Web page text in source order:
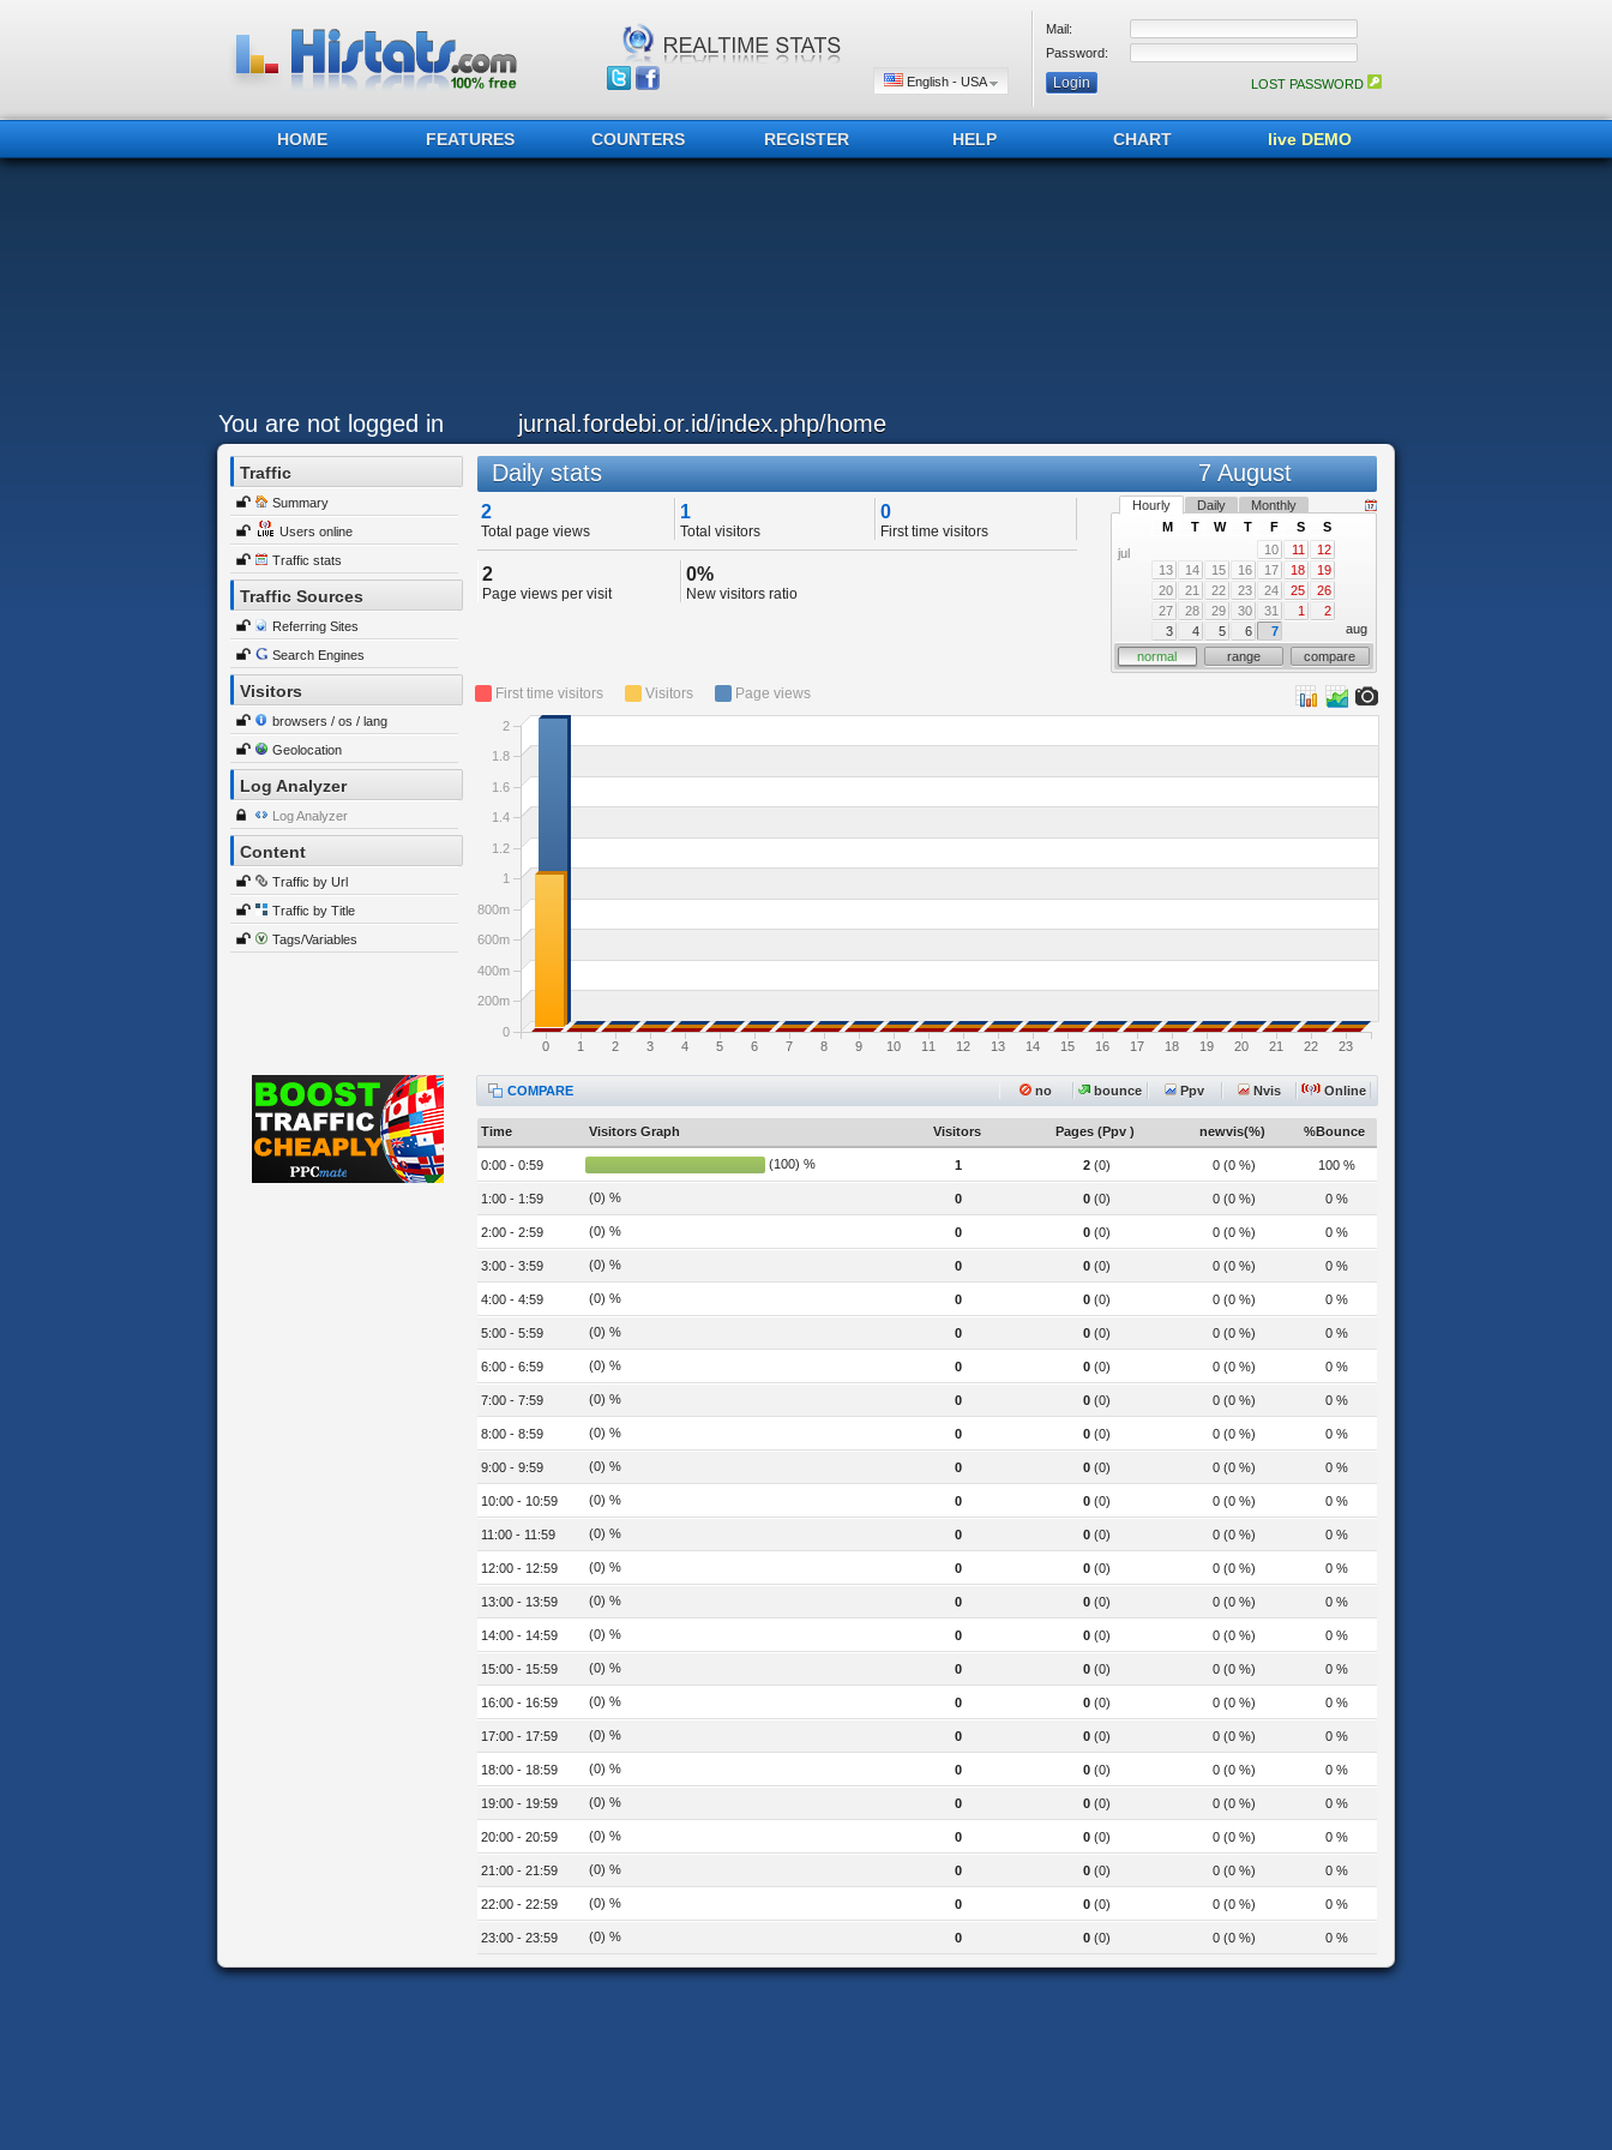
English - USA
Mail:
Password:
LOST PASSWORD
HOME FEATURES COUNTERS REGISTER HELP CHART live DEMO
You are not logged in jurnal.fordebi.or.id/index.php/home
Traffic
Summary
Users online
Traffic stats
Traffic Sources
Referring Sites
Search Engines
Visitors
browsers / os / lang
Geolocation
Log Analyzer
Log Analyzer
Content
Traffic by Url
Traffic by Title
Tags/Variables
Daily stats 7 August
2
Total page views
1
Total visitors
0
First time visitors
2
Page views per visit
0%
New visitors ratio
Hourly Daily Monthly
jul
M T W T F S
S
10
11
12
13
14 15 16 17 18
19
20
21 22 23 24 25
26
27
28 29 30 31 1
2
3
4 5 6 7
aug
normal
range compare
First time visitors Visitors Page views
0 1 2 3 4 5 6 7 8 9 10 11 12 13 14 15 16 17 18 19 20 21 22 23
0
200m
400m
600m
800m
1
1.2
1.4
1.6
1.8
2
COMPARE no bounce Ppv Nvis Online
Time Visitors Graph Visitors Pages (Ppv ) newvis(%) %Bounce
0:00 - 0:59 (100) % 1 2(0) 0 (0 %) 100 %
1:00 - 1:59 (0) % 0 0(0) 0 (0 %) 0 %
2:00 - 2:59 (0) % 0 0(0) 0 (0 %) 0 %
3:00 - 3:59 (0) % 0 0(0) 0 (0 %) 0 %
4:00 - 4:59 (0) % 0 0(0) 0 (0 %) 0 %
5:00 - 5:59 (0) % 0 0(0) 0 (0 %) 0 %
6:00 - 6:59 (0) % 0 0(0) 0 (0 %) 0 %
7:00 - 7:59 (0) % 0 0(0) 0 (0 %) 0 %
8:00 - 8:59 (0) % 0 0(0) 0 (0 %) 0 %
9:00 - 9:59 (0) % 0 0(0) 0 (0 %) 0 %
10:00 - 10:59 (0) % 0 0(0) 0 (0 %) 0 %
11:00 - 11:59 (0) % 0 0(0) 0 (0 %) 0 %
12:00 - 12:59 (0) % 0 0(0) 0 (0 %) 0 %
13:00 - 13:59 (0) % 0 0(0) 0 (0 %) 0 %
14:00 - 14:59 (0) % 0 0(0) 0 (0 %) 0 %
15:00 - 15:59 (0) % 0 0(0) 0 (0 %) 0 %
16:00 - 16:59 (0) % 0 0(0) 0 (0 %) 0 %
17:00 - 17:59 (0) % 0 0(0) 0 (0 %) 0 %
18:00 - 18:59 (0) % 0 0(0) 0 (0 %) 0 %
19:00 - 19:59 (0) % 0 0(0) 0 (0 %) 0 %
20:00 - 20:59 (0) % 0 0(0) 0 (0 %) 0 %
21:00 - 21:59 (0) % 0 0(0) 0 (0 %) 0 %
22:00 - 22:59 (0) % 0 0(0) 0 (0 %) 0 %
23:00 - 23:59 (0) % 0 0(0) 0 (0 %) 0 %